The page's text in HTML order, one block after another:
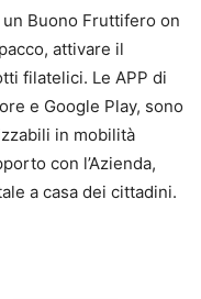
Buono Fruttifero on
attivare il
filatelici. Le APP di
e Google Play, sono
in mobilità
con l’Azienda,
a casa dei cittadini.